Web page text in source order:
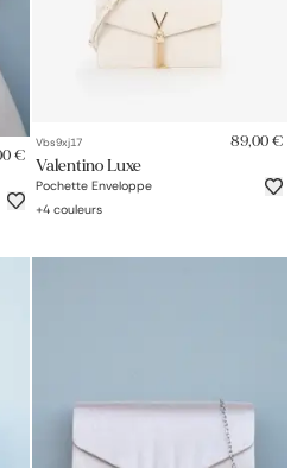
€
Vbs9xj17 89,00 €
Valentino Luxe
Pochette Enveloppe
+4 couleurs